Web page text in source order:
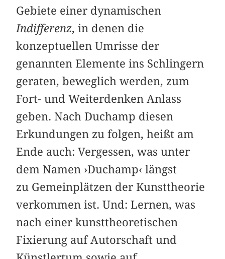
Gebiete einer dynamischen
Indifferenz, in denen die
konzeptuellen Umrisse der
genannten Elemente ins Schlingern
geraten, beweglich werden, zum
Fort- und Weiterdenken Anlass
geben. Nach Duchamp diesen
Erkundungen zu folgen, heißt am
Ende auch: Vergessen, was unter
dem Namen ›Duchamp‹ längst
zu Gemeinplätzen der Kunsttheorie
verkommen ist. Und: Lernen, was
nach einer kunsttheoretischen
Fixierung auf Autorschaft und